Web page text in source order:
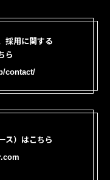
採用に関する
ら
contact/
ス）はこちら